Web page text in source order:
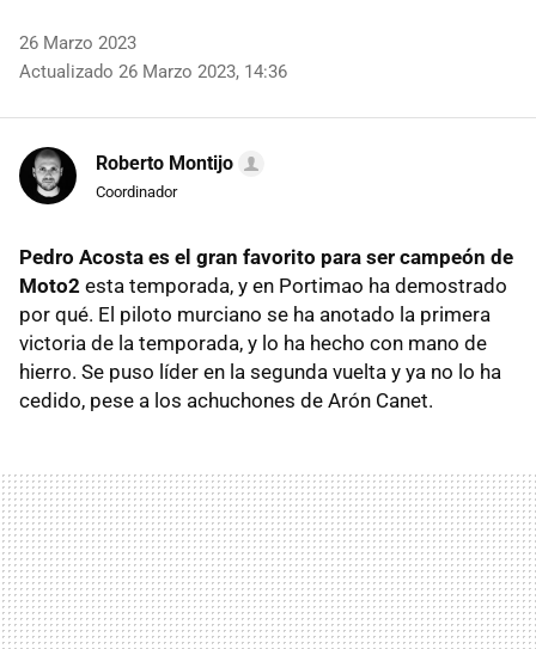
26 Marzo 2023
Actualizado 26 Marzo 2023, 14:36
Roberto Montijo
Coordinador
Pedro Acosta es el gran favorito para ser campeón de
Moto2 esta temporada, y en Portimao ha demostrado
por qué. El piloto murciano se ha anotado la primera
victoria de la temporada, y lo ha hecho con mano de
hierro. Se puso líder en la segunda vuelta y ya no lo ha
cedido, pese a los achuchones de Arón Canet.